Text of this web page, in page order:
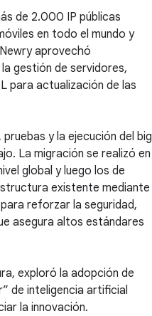
de 2.000 IP públicas
en todo el mundo y
aprovechó
gestión de servidores,
para actualización de las
y la ejecución del big
La migración se realizó en
global y luego los de
existente mediante
reforzar la seguridad,
asegura altos estándares
exploró la adopción de
de inteligencia artificial
la innovación.